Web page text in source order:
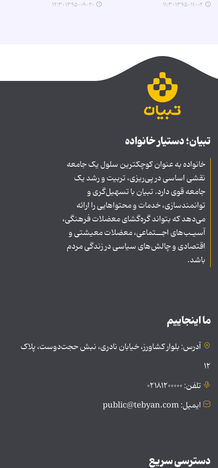
۱۳۹۵-۱۱-۰۲ ۱۱:۳۰ ۱۳۹۵-۰۹-۲۰ ۱۲:۳۰
تبیان؛ دستیار خانواده
خانواده به عنوان کوچکترین سلول یک جامعه
نقشی اساسی در پی‌ریزی، تربیت و رشد یک
جامعه قوی دارد. تبیان با تسهیل‌گری و
توانمندسازی، خدمات و محتواهایی را ارائه
می‌دهد که بتواند گره‌گشای معضلات فرهنگی،
آسیـب‌های اجــتماعی، معضلات معیشتی و
اقتصادی و چالش‌های سیاسی در زندگی مردم
باشد.
ما اینجاییم
آدرس: بلوار کشاورز، خیابان نادری، نبش حجت‌دوست، پلاک
۱۲
تلفن: ۰۲۱۸۱۲۰۰۰۰۰
ایمیل: public@tebyan.com
دسترسی سریع